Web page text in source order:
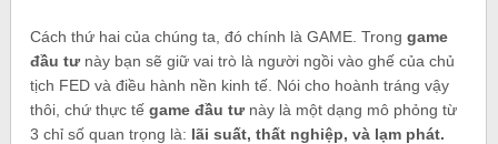
Cách thứ hai của chúng ta, đó chính là GAME. Tronggame
đầu tư này bạn sẽ giữ vai trò là người ngồi vào ghế của chủ
tịch FED và điều hành nền kinh tế. Nói cho hoành tráng vậy
thôi, chứ thực tếgame đầu tưnày là một dạng mô phỏng từ
3 chỉ số quan trọng là: lãi suất, thất nghiệp, và lạm phát.